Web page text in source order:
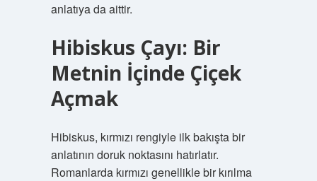
anlatıya da aittir.
Hibiskus Çayı: Bir
Metnin İçinde Çiçek
Açmak
Hibiskus, kırmızı rengiyle ilk bakışta bir
anlatının doruk noktasını hatırlatır.
Romanlarda kırmızı genellikle bir kırılma